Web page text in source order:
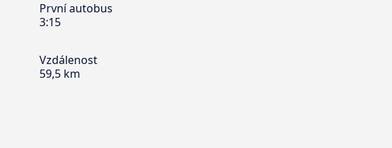
První autobus
3:15
Vzdálenost
59,5 km